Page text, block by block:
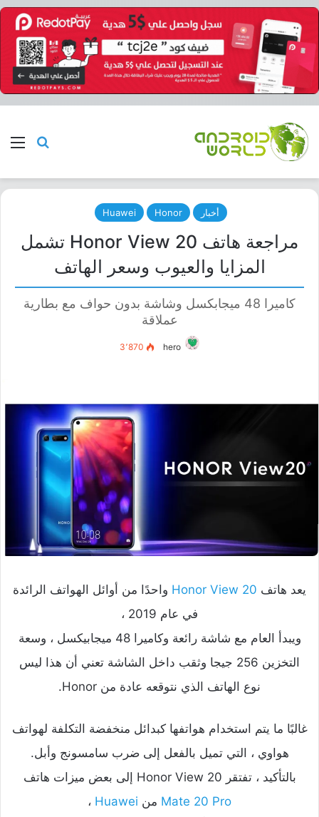
بحث
أخبار Honor
Huawei
مراجعة هاتف Honor View 20 تشمل
المزايا والعيوب وسعر الهاتف
كاميرا 48 ميجابكسل وشاشة بدون حواف مع بطارية
عملاقة
hero 3٬870
يعد هاتف Honor View 20 واحدًا من أوائل الهواتف الرائدة
في عام 2019 ،
ويبدأ العام مع شاشة رائعة وكاميرا 48 ميجابيكسل ، وسعة
التخزين 256 جيجا وثقب داخل الشاشة تعني أن هذا ليس
نوع الهاتف الذي نتوقعه عادة من Honor.
غالبًا ما يتم استخدام هواتفها كبدائل منخفضة التكلفة لهواتف
هواوي ، التي تميل بالفعل إلى ضرب سامسونج وأبل.
بالتأكيد ، تفتقر Honor View 20 إلى بعض ميزات هاتف
Mate 20 Pro من Huawei ،